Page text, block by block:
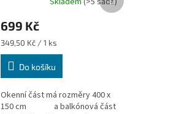
699 Kč
Měrná
cena:
349,50 Kč / 1 ks
Do košíku
Okenní část má rozměry 400 x
150 cm a balkónová část
produkt